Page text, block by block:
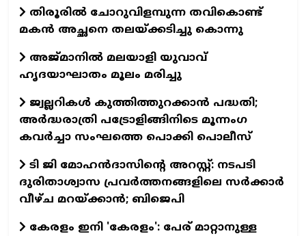
തിരൂരില്‍ ചോറുവിളമ്പുന്ന തവികൊണ്ട്
മകന്‍ അച്ഛനെ തലയ്ക്കടിച്ചു കൊന്നു
അജ്മാനിൽ മലയാളി യുവാവ്
ഹൃദയാഘാതം മൂലം മരിച്ചു
ജ്വല്ലറികൾ കുത്തിത്തുറക്കാൻ പദ്ധതി;
അർദ്ധരാത്രി പട്രോളിങ്ങിനിടെ മൂന്നംഗ
കവർച്ചാ സംഘത്തെ പൊക്കി പൊലീസ്
ടി ജി മോഹന്‍ദാസിന്റെ അറസ്റ്റ്: നടപടി
ദുരിതാശ്വാസ പ്രവര്‍ത്തനങ്ങളിലെ സര്‍ക്കാര്‍
വീഴ്ച മറയ്ക്കാന്‍; ബിജെപി
കേരളം ഇനി 'കേരളം': പേര് മാറ്റാനുള്ള